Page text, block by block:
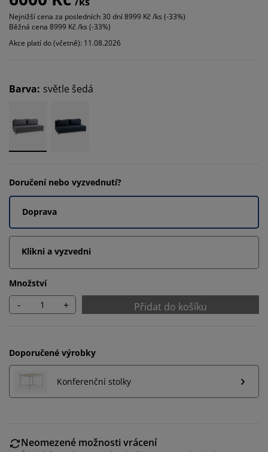
Nejnižší cena za posledních 30 dní8999 Kč /ks (-33%)
Běžná cena 8999 Kč /ks (-33%)
Akce platí do (včetně): 11.08.2026
Barva: světle šedá
Doručení nebo vyzvednutí?
Doprava
Klikni a vyzvedni
Množství
- + Přidat do košíku
Doporučené výrobky
Konferenční stolky
Neomezené možnosti vrácení